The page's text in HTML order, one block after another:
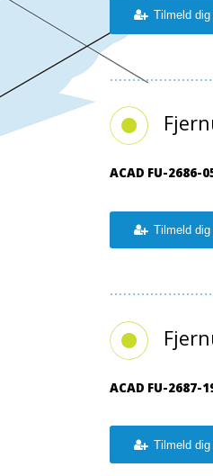
Tilmeld dig
ACAD FU-2686-
Tilmeld dig
ACAD FU-2687-
Tilmeld dig